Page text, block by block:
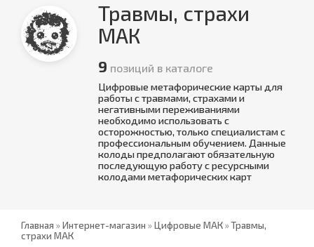
Травмы, страхи
МАК
9 позиций в каталоге
Цифровые метафорические карты для
работы с травмами, страхами и
негативными переживаниями
необходимо использовать с
осторожностью, только специалистам с
профессиональным обучением. Данные
колоды предполагают обязательную
последующую работу с ресурсными
колодами метафорических карт
Главная »Интернет-магазин »Цифровые МАК»Травмы,
страхи МАК